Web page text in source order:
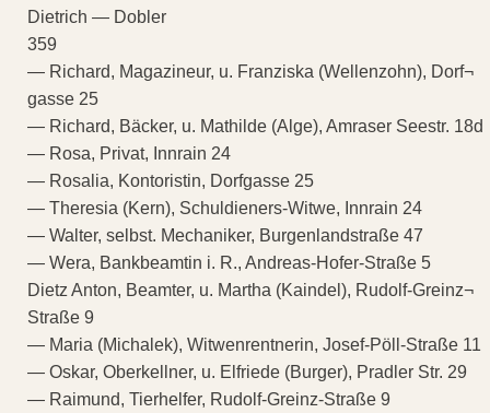
Dietrich — Dobler
359
— Richard, Magazineur, u. Franziska (Wellenzohn), Dorf¬
gasse 25
— Richard, Bäcker, u. Mathilde (Alge), Amraser Seestr. 18d
— Rosa, Privat, Innrain 24
— Rosalia, Kontoristin, Dorfgasse 25
— Theresia (Kern), Schuldieners-Witwe, Innrain 24
— Walter, selbst. Mechaniker, Burgenlandstraße 47
— Wera, Bankbeamtin i. R., Andreas-Hofer-Straße 5
Dietz Anton, Beamter, u. Martha (Kaindel), Rudolf-Greinz¬
Straße 9
— Maria (Michalek), Witwenrentnerin, Josef-Pöll-Straße 11
— Oskar, Oberkellner, u. Elfriede (Burger), Pradler Str. 29
— Raimund, Tierhelfer, Rudolf-Greinz-Straße 9